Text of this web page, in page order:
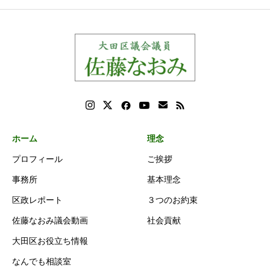
ホーム
プロフィール
事務所
区政レポート
佐藤なおみ議会動画
大田区お役立ち情報
なんでも相談室
理念
ご挨拶
基本理念
３つのお約束
社会貢献